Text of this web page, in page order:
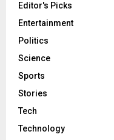
Editor's Picks
Entertainment
Politics
Science
Sports
Stories
Tech
Technology